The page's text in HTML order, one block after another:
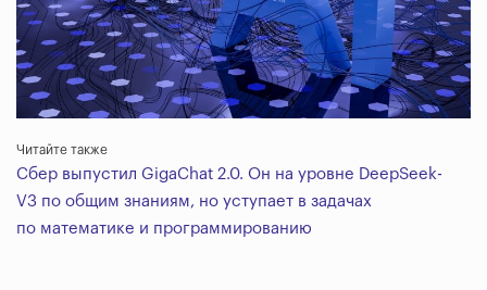
Читайте также
Сбер выпустил GigaChat 2.0. Он на уровне DeepSeek-
V3 по общим знаниям, но уступает в задачах
по математике и программированию